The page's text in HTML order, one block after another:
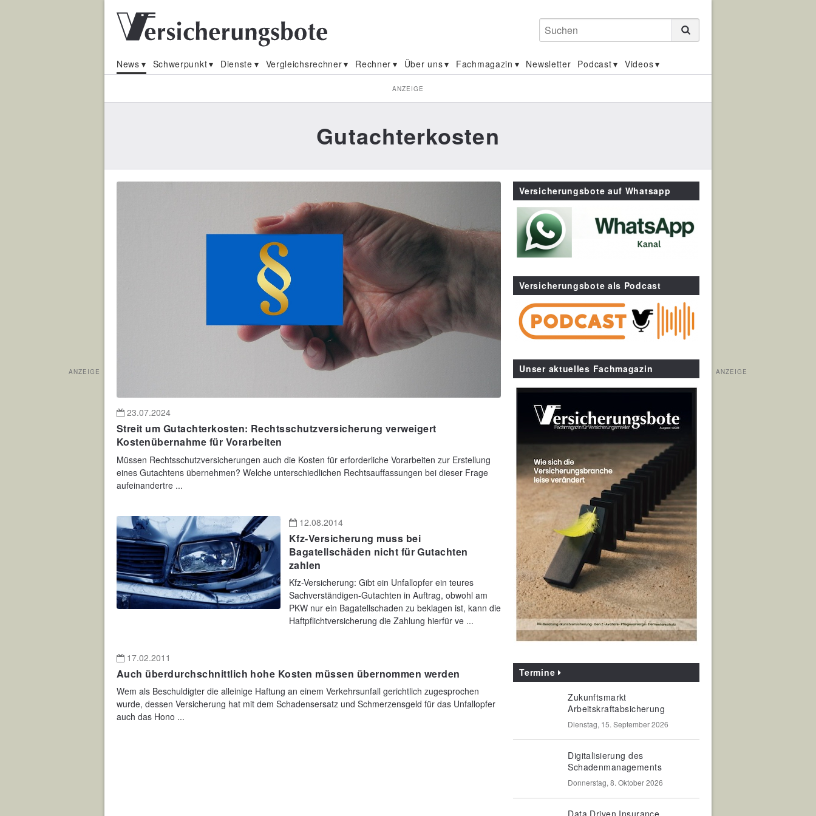
Suchen
News Schwerpunkt Dienste Vergleichsrechner Rechner Über uns Fachmagazin Newsletter Podcast Videos
ANZEIGE
Gutachterkosten
23.07.2024
Streit um Gutachterkosten: Rechtsschutzversicherung verweigert
Kostenübernahme für Vorarbeiten
Müssen Rechtsschutzversicherungen auch die Kosten für erforderliche Vorarbeiten zur Erstellung
eines Gutachtens übernehmen? Welche unterschiedlichen Rechtsauffassungen bei dieser Frage
aufeinandertre ...
12.08.2014
Kfz-Versicherung muss bei
Bagatellschäden nicht für Gutachten
zahlen
Kfz-Versicherung: Gibt ein Unfallopfer ein teures
Sachverständigen-Gutachten in Auftrag, obwohl am
PKW nur ein Bagatellschaden zu beklagen ist, kann die
Haftpflichtversicherung die Zahlung hierfür ve ...
17.02.2011
Auch überdurchschnittlich hohe Kosten müssen übernommen werden
Wem als Beschuldigter die alleinige Haftung an einem Verkehrsunfall gerichtlich zugesprochen
wurde, dessen Versicherung hat mit dem Schadensersatz und Schmerzensgeld für das Unfallopfer
auch das Hono ...
Versicherungsbote auf Whatsapp
Versicherungsbote als Podcast
Unser aktuelles Fachmagazin
Termine
Zukunftsmarkt
Arbeitskraftabsicherung
Dienstag, 15. September 2026
Digitalisierung des
Schadenmanagements
Donnerstag, 8. Oktober 2026
Data Driven Insurance
ANZEIGE ANZEIGE